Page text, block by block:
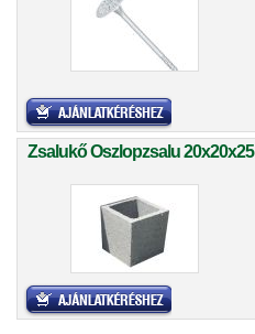
Zsalukő Oszlopzsalu 20x20x25